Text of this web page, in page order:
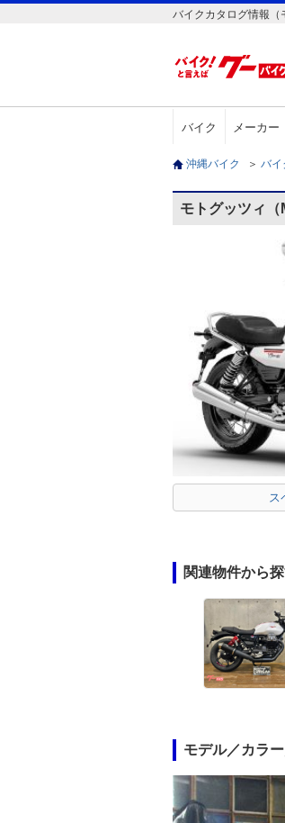
バイクカタログ情報（
バイク メーカー
沖縄バイク ＞ バイ
モトグッツィ
ス
関連物件から
モデル／カラ